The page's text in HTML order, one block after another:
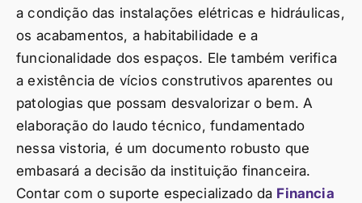
a condição das instalações elétricas e hidráulicas,
os acabamentos, a habitabilidade e a
funcionalidade dos espaços. Ele também verifica
a existência de vícios construtivos aparentes ou
patologias que possam desvalorizar o bem. A
elaboração do laudo técnico, fundamentado
nessa vistoria, é um documento robusto que
embasará a decisão da instituição financeira.
Contar com o suporte especializado da Financia